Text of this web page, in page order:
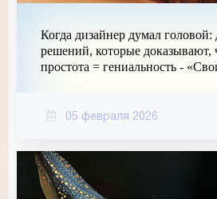
Когда дизайнер думал головой:
решений, которые доказывают,
простота = гениальность -
05 февраля 2026